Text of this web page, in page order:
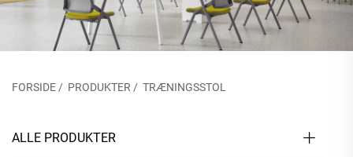
FORSIDE / PRODUKTER / TRÆNINGSSTOL
ALLE PRODUKTER